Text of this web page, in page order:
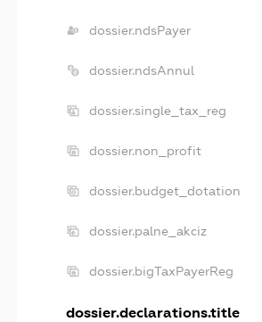
dossier.ndsPayer
dossier.ndsAnnul
dossier.single_tax_reg
dossier.non_profit
dossier.budget_dotation
dossier.palne_akciz
dossier.bigTaxPayerReg
dossier.declarations.title